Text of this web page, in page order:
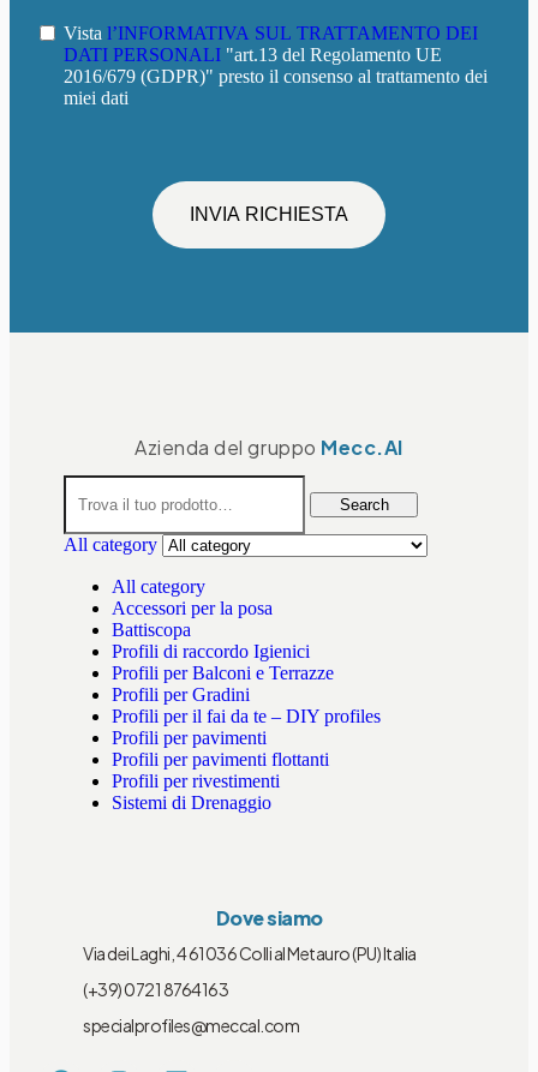
Vista l’INFORMATIVA SUL TRATTAMENTO DEI
DATI PERSONALI "art.13 del Regolamento UE
2016/679 (GDPR)" presto il consenso al trattamento dei
miei dati
INVIA RICHIESTA
Azienda del gruppo Mecc.Al
Search
All category
All category
Accessori per la posa
Battiscopa
Profili di raccordo Igienici
Profili per Balconi e Terrazze
Profili per Gradini
Profili per il fai da te – DIY profiles
Profili per pavimenti
Profili per pavimenti flottanti
Profili per rivestimenti
Sistemi di Drenaggio
Dove siamo
Via dei Laghi, 4 61036 Colli al Metauro (PU) Italia
(+39) 0721 8764163
specialprofiles@meccal.com